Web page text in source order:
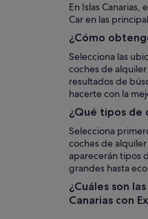
En Islas
Car en las
¿Cómo
Selecciona las
coches de alquiler
resultados de
hacerte con la
¿Qué tipos de
Selecciona
coches de alquiler
aparecerán tipos
grandes hasta
¿Cuáles son
Canarias con